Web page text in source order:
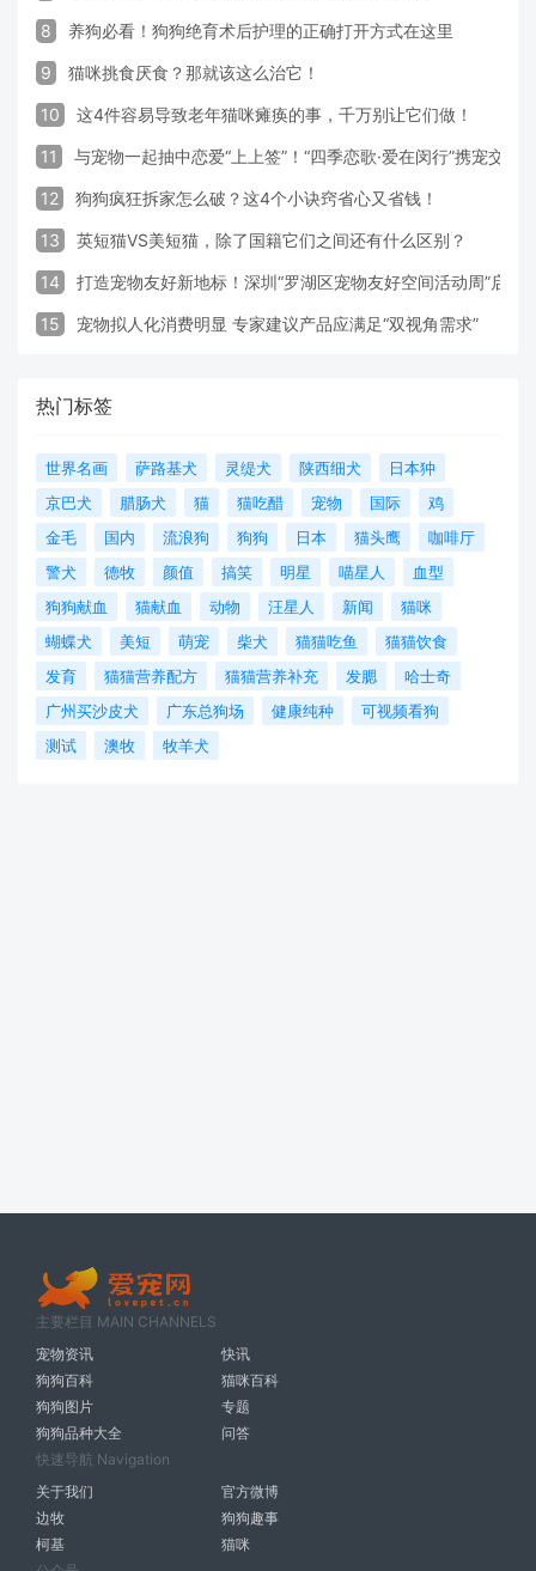
8 养狗必看！狗狗绝育术后护理的正确打开方式在这里
9 猫咪挑食厌食？那就该这么治它！
10 这4件容易导致老年猫咪瘫痪的事，千万别让它们做！
11 与宠物一起抽中恋爱“上上签”！“四季恋歌·爱在闵行”携宠交友
12 狗狗疯狂拆家怎么破？这4个小诀窍省心又省钱！
13 英短猫VS美短猫，除了国籍它们之间还有什么区别？
14 打造宠物友好新地标！深圳“罗湖区宠物友好空间活动周”启动
15 宠物拟人化消费明显 专家建议产品应满足“双视角需求”
热门标签
世界名画 萨路基犬 灵缇犬 陕西细犬
日本狆
京巴犬
腊肠犬 猫 猫吃醋 宠物 国际
鸡
金毛
国内 流浪狗 狗狗 日本 猫头鹰
咖啡厅
警犬
德牧 颜值 搞笑 明星 喵星人
血型
狗狗献血
猫献血 动物 汪星人 新闻
猫咪
蝴蝶犬
美短 萌宠 柴犬 猫猫吃鱼
猫猫饮食
发育
猫猫营养配方 猫猫营养补充 发腮
哈士奇
广州买沙皮犬
广东总狗场 健康纯种
可视频看狗
测试
澳牧 牧羊犬
主要栏目 MAIN CHANNELS
宠物资讯
快讯
狗狗百科
猫咪百科
狗狗图片
专题
狗狗品种大全
问答
快速导航 Navigation
关于我们
官方微博
边牧
狗狗趣事
柯基
猫咪